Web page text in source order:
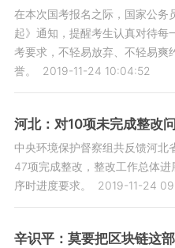
在本次国考报名之际，国家公务
起》通知，提醒考生认真对待每
考要求，不轻易放弃、不轻易爽
誉。
2019-11-24 10:04:52
河北：对10项未完成整改
中央环境保护督察组共反馈河北
47项完成整改，整改工作总体
序时进度要求。
2019-11-24
辛识平：莫要把区块链这